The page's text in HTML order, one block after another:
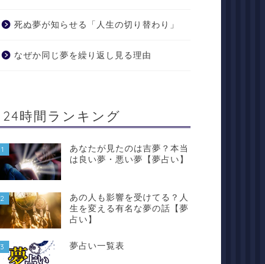
死ぬ夢が知らせる「人生の切り替わり」
なぜか同じ夢を繰り返し見る理由
24時間ランキング
1
あなたが見たのは吉夢？本当
は良い夢・悪い夢【夢占い】
2
あの人も影響を受けてる？人
生を変える有名な夢の話【夢
占い】
3 夢占い一覧表